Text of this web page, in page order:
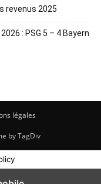
revenus 2025
: PSG 5 – 4 Bayern
légales
by TagDiv